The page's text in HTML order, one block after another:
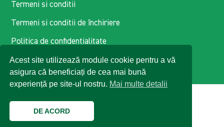
Termeni si conditii
Termeni si conditii de închiriere
Politica de confidentialitate
Politica de cookie-uri
Acest site utilizează module cookie pentru a vă
asigura că beneficiați de cea mai bună
experiență pe site-ul nostru. Mai multe detalii
DE ACORD